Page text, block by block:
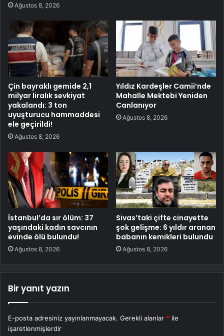
Ağustos 8, 2026
Çin bayraklı gemide 2,1
milyar liralık sevkiyat
yakalandı: 3 ton
uyuşturucu hammaddesi
ele geçirildi!
Ağustos 8, 2026
Yıldız Kardeşler Camii’nde
Mahalle Mektebi Yeniden
Canlanıyor
Ağustos 8, 2026
İstanbul’da sır ölüm: 37
yaşındaki kadın savcının
evinde ölü bulundu!
Ağustos 8, 2026
Sivas’taki çifte cinayette
şok gelişme: 6 yıldır aranan
babanın kemikleri bulundu
Ağustos 8, 2026
Bir yanıt yazın
E-posta adresiniz yayınlanmayacak. Gerekli alanlar * ile
işaretlenmişlerdir